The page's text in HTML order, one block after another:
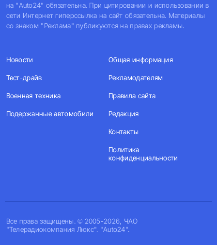
на "Auto24" обязательна. При цитировании и использовании в
сети Интернет гиперссылка на сайт обязательна. Материалы
со знаком "Реклама" публикуются на правах рекламы.
Все права защищены. © 2005-2026, ЧАО
"Телерадиокомпания Люкс". "Auto24".
Новости
Тест-драйв
Военная техника
Подержанные автомобили
Общая информация
Рекламодателям
Правила сайта
Редакция
Контакты
Политика
конфиденциальности